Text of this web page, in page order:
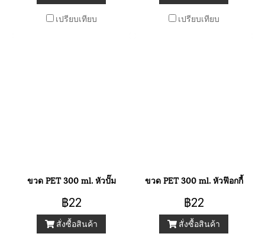
เปรียบเทียบ เปรียบเทียบ
ขวด PET 300 ml. หัวปั๊ม
฿22
สั่งซื้อสินค้า
ขวด PET 300 ml. หัวฟ๊อกกี้
฿22
สั่งซื้อสินค้า